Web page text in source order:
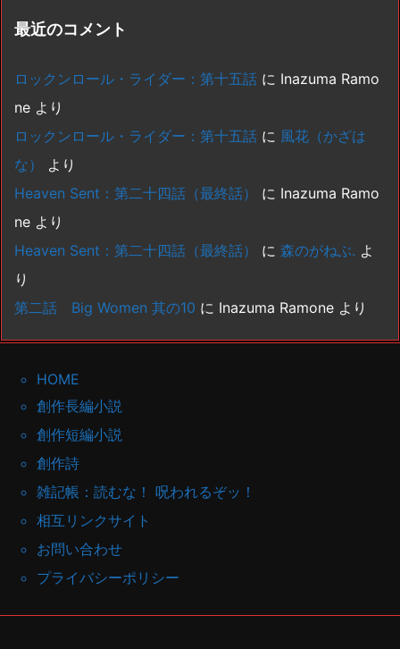
最近のコメント
ロックンロール・ライダー：第十五話 に Inazuma Ramo
ne より
ロックンロール・ライダー：第十五話 に 風花（かざは
な）
より
Heaven Sent：第二十四話（最終話）
に Inazuma Ramo
ne より
Heaven Sent：第二十四話（最終話）
に 森のがねぶ. よ
り
第二話 Big Women 其の10 に Inazuma Ramone より
HOME
創作長編小説
創作短編小説
創作詩
雑記帳：読むな！ 呪われるぞッ！
相互リンクサイト
お問い合わせ
プライバシーポリシー